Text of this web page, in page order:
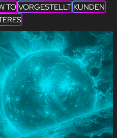
TO VORGESTELLT KUNDEN